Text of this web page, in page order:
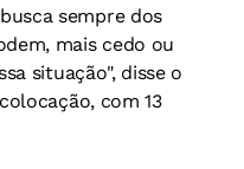
sempre dos
mais cedo ou
situação", disse o
com 13